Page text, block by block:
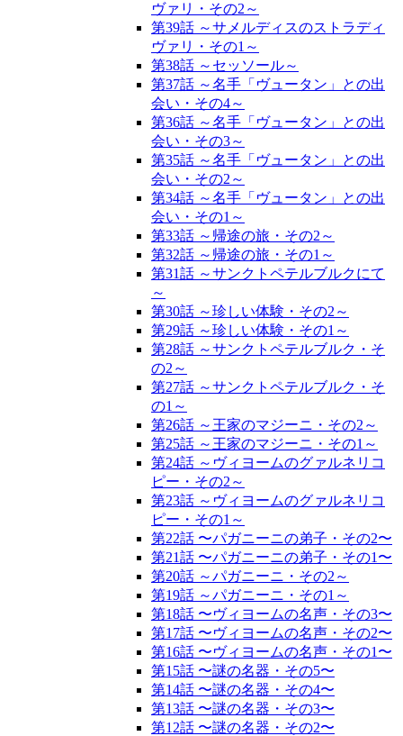
ヴァリ・その2～
第39話 ～サメルディスのストラディ
ヴァリ・その1～
第38話 ～セッソール～
第37話 ～名手「ヴュータン」との出
会い・その4～
第36話 ～名手「ヴュータン」との出
会い・その3～
第35話 ～名手「ヴュータン」との出
会い・その2～
第34話 ～名手「ヴュータン」との出
会い・その1～
第33話 ～帰途の旅・その2～
第32話 ～帰途の旅・その1～
第31話 ～サンクトペテルブルクにて
～
第30話 ～珍しい体験・その2～
第29話 ～珍しい体験・その1～
第28話 ～サンクトペテルブルク・そ
の2～
第27話 ～サンクトペテルブルク・そ
の1～
第26話 ～王家のマジーニ・その2～
第25話 ～王家のマジーニ・その1～
第24話 ～ヴィヨームのグァルネリコ
ピー・その2～
第23話 ～ヴィヨームのグァルネリコ
ピー・その1～
第22話 〜パガニーニの弟子・その2〜
第21話 〜パガニーニの弟子・その1〜
第20話 ～パガニーニ・その2～
第19話 ～パガニーニ・その1～
第18話 〜ヴィヨームの名声・その3〜
第17話 〜ヴィヨームの名声・その2〜
第16話 〜ヴィヨームの名声・その1〜
第15話 〜謎の名器・その5〜
第14話 〜謎の名器・その4〜
第13話 〜謎の名器・その3〜
第12話 〜謎の名器・その2〜